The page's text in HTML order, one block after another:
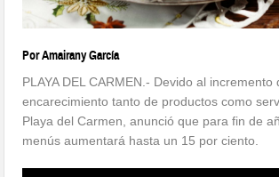
Por Amairany García
PLAYA DEL CARMEN.- Devido al incremento
encarecimiento tanto de productos como
Playa del Carmen, anunció que para fin de
menús aumentará hasta un 15 por ciento.